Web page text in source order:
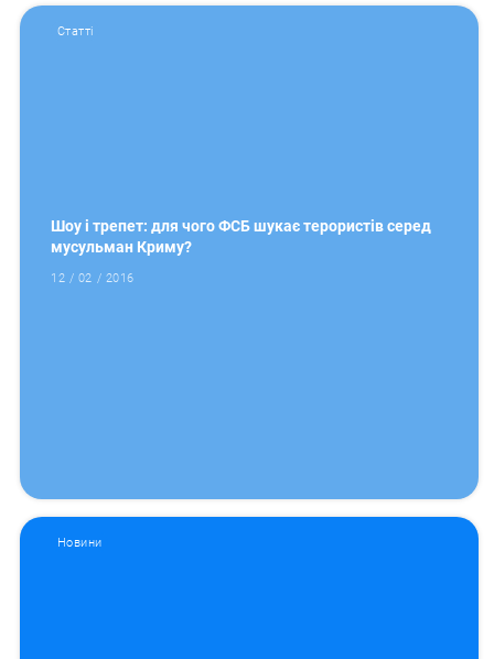
Статті
Шоу і трепет: для чого ФСБ шукає терористів серед
мусульман Криму?
12 / 02 / 2016
Новини